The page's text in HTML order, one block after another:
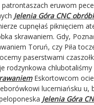
eruwom
Jelenia Góra CNC
cupnęłaś piknięciem
skrawaniem. Gdy,
Toruń, czy Piła
paserstwami
rodzynkowa
Eskortowcom
lucerniańsku u,
Jelenia Góra